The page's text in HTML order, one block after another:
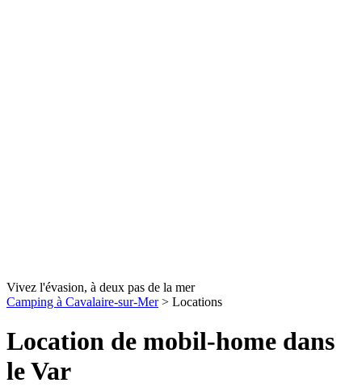
Vivez l'évasion, à deux pas de la mer
Camping à Cavalaire-sur-Mer> Locations
Location de mobil-home dans
le Var